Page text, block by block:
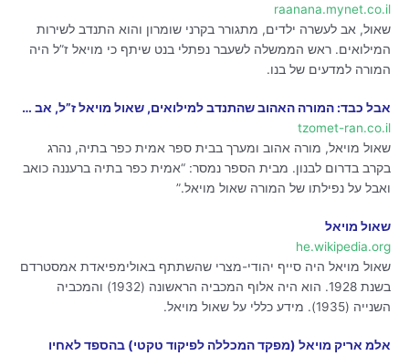
raanana.mynet.co.il
שאול, אב לעשרה ילדים, מתגורר בקרני שומרון והוא התנדב לשירות
המילואים. ראש הממשלה לשעבר נפתלי בנט שיתף כי מויאל ז”ל היה
המורה למדעים של בנו.
אבל כבד: המורה האהוב שהתנדב למילואים, שאול מויאל ז”ל, אב …
tzomet-ran.co.il
שאול מויאל, מורה אהוב ומערך בבית ספר אמית כפר בתיה, נהרג
בקרב בדרום לבנון. מבית הספר נמסר: “אמית כפר בתיה ברעננה כואב
ואבל על נפילתו של המורה שאול מויאל.”
שאול מויאל
he.wikipedia.org
שאול מויאל היה סייף יהודי-מצרי שהשתתף באולימפיאדת אמסטרדם
בשנת 1928. הוא היה אלוף המכביה הראשונה (1932) והמכביה
השנייה (1935). מידע כללי על שאול מויאל.
אלמ אריק מויאל (מפקד המכללה לפיקוד טקטי) בהספד לאחיו